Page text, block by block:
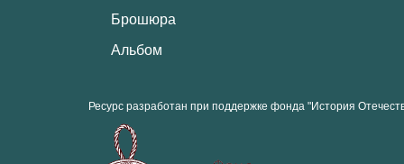
Брошюра
Альбом
Ресурс разработан при поддержке фонда "История